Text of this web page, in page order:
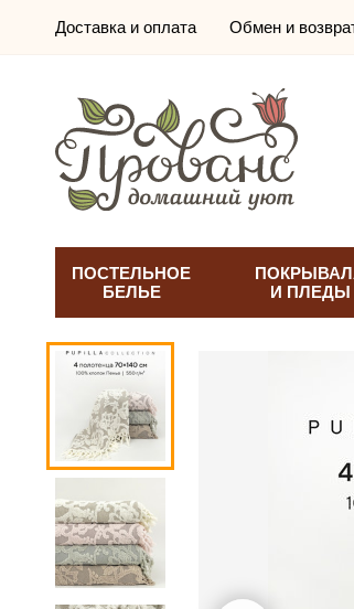
Доставка и оплата Обмен и
ПОСТЕЛЬНОЕ
БЕЛЬЕ
И ПЛЕДЫ